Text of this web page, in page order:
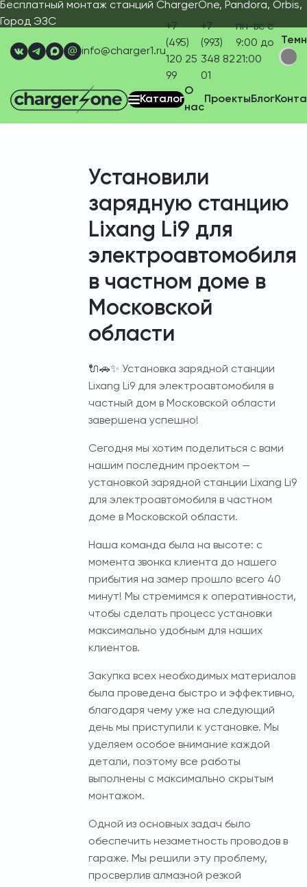
Бесплатный монтаж станций ChargerOne, Pandora, Orbis,
Город ЭЗС
info@charger1.ru
+7
(495)
120 25
99
+7
(993)
348 82
01
пн-вс с
9:00 до
21:00
Каталог
О
нас
ПроектыБлог
Установили
зарядную станцию
Lixang Li9 для
электроавтомобиля
в частном доме в
Московской
области
🔌🚗✨ Установка зарядной станции
Lixang Li9 для электроавтомобиля в
частный дом в Московской области
завершена успешно!
Сегодня мы хотим поделиться с вами
нашим последним проектом —
установкой зарядной станции Lixang Li9
для электроавтомобиля в частном
доме в Московской области.
Наша команда была на высоте: с
момента звонка клиента до нашего
прибытия на замер прошло всего 40
минут! Мы стремимся к оперативности,
чтобы сделать процесс установки
максимально удобным для наших
клиентов.
Закупка всех необходимых материалов
была проведена быстро и эффективно,
благодаря чему уже на следующий
день мы приступили к установке. Мы
уделяем особое внимание каждой
детали, поэтому все работы
выполнены с максимально скрытым
монтажом.
Одной из основных задач было
обеспечить незаметность проводов в
гараже. Мы решили эту проблему,
просверлив алмазной резкой